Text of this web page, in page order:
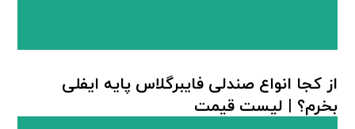
از کجا انواع صندلی فایبرگلاس پایه ایفلی
بخرم؟ | لیست قیمت